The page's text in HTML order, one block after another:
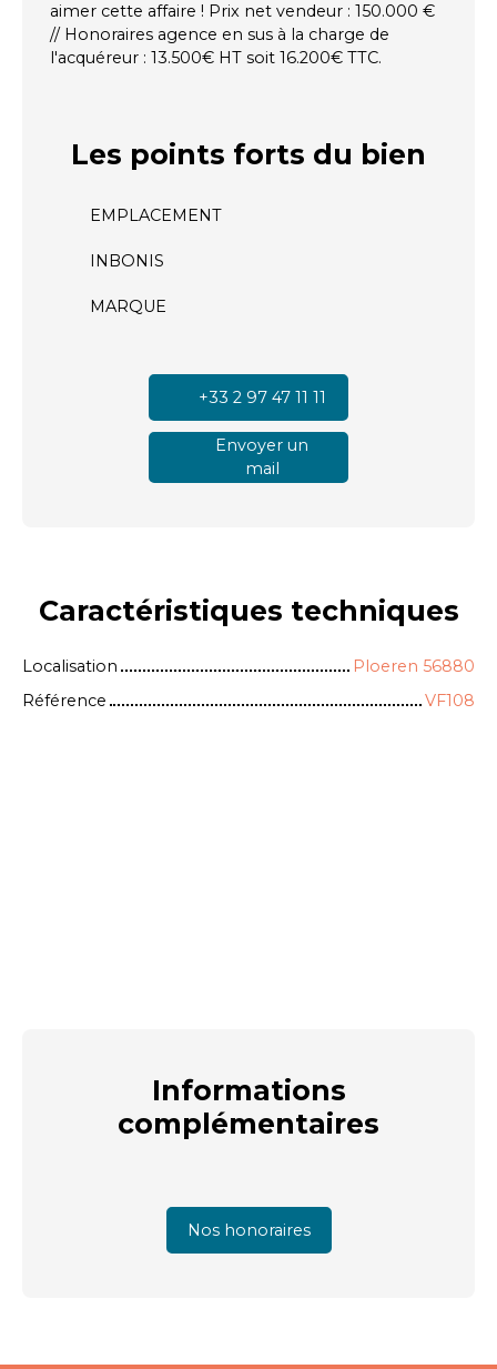
aimer cette affaire ! Prix net vendeur : 150.000 €
// Honoraires agence en sus à la charge de
l'acquéreur : 13.500€ HT soit 16.200€ TTC.
Les points forts du bien
EMPLACEMENT
INBONIS
MARQUE
+33 2 97 47 11 11
Envoyer un
mail
Caractéristiques techniques
Localisation
Ploeren 56880
Référence
VF108
Informations
complémentaires
Nos honoraires